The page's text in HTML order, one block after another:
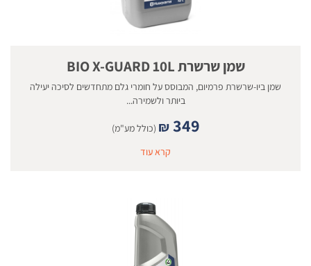
שמן שרשרת BIO X-GUARD 10L
שמן ביו-שרשרת פרמיום, המבוסס על חומרי גלם מתחדשים לסיכה יעילה
ביותר ולשמירה...
₪ 349
(כולל מע"מ)
קרא עוד